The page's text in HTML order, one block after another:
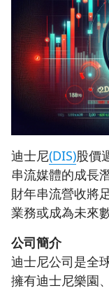
迪士尼(DIS)股價
串流媒體的成長
財年串流營收將
業務或成為未來
公司簡介
迪士尼公司是全
擁有迪士尼樂園